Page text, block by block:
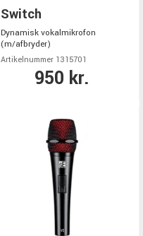
Switch
Dynamisk vokalmikrofon
(m/afbryder)
Artikelnummer 1315701
950 kr.